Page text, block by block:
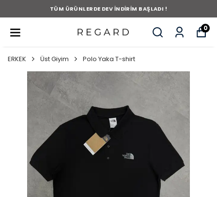
TÜM ÜRÜNLERDE DEV İNDİRİM BAŞLADI !
0
ERKEK Üst Giyim Polo Yaka T-shirt